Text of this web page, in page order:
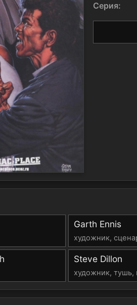
Серия:
Garth Ennis
художник,
Steve Dillon
художник, тушь,